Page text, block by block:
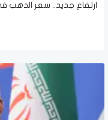
ارتفاع جديد.. سعر الذهب في مصر